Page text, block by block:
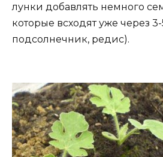
лунки добавлять немного
которые всходят уже через
подсолнечник, редис).